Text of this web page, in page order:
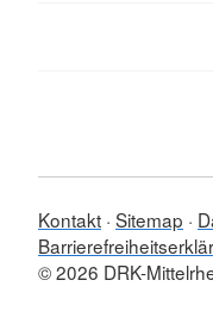
Kontakt Sitemap
© 2026 DRK-